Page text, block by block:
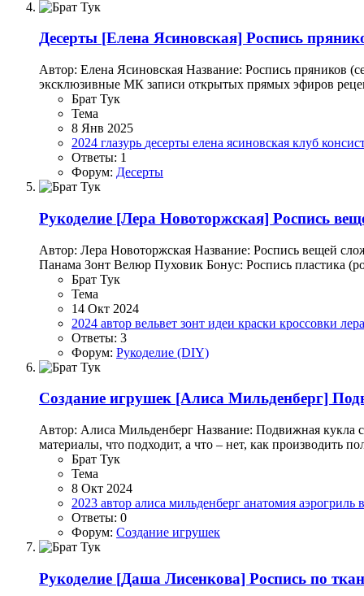
Десерты [Елена Ясиновская] Роспись
Автор: Елена Ясиновская Название: Роспись пряников
эксклюзивные МК записи открытых прямых эфиров
Брат Тук
Тема
8 Янв 2025
2024 глазурь десерты елена ясиновская клуб
Ответы: 1
Форум: Десерты
Рукоделие [Лера Новоторжская] Роспись
Автор: Лера Новоторжская Название: Роспись вещей
Панама Зонт Велюр Пуховик Бонус: Роспись пластика
Брат Тук
Тема
14 Окт 2024
2024 автор вельвет зонт идеи краски кроссовки
Ответы: 3
Форум: Рукоделие (DIY)
Создание игрушек [Алиса Мильденберг]
Автор: Алиса Мильденберг Название: Подвижная кукла
материалы, что подходит, а что – нет, как производить
Брат Тук
Тема
8 Окт 2024
2023 автор алиса мильденберг анатомия аэрогриль
Ответы: 0
Форум: Создание игрушек
Рукоделие [Даша Лисенкова] Роспись по